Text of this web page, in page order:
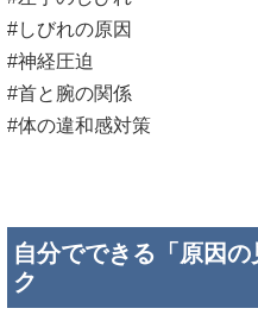
#しびれの原因
#神経圧迫
#首と腕の関係
#体の違和感対策
自分でできる「原因
ク